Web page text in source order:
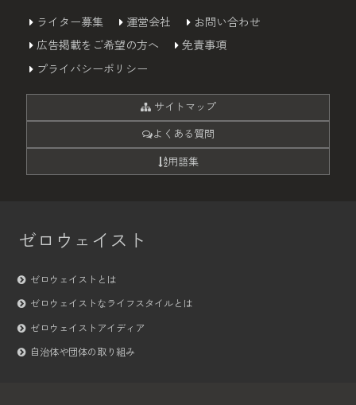
ライター募集 運営会社
お問い合わせ
広告掲載をご希望の方へ
免責事項
プライバシーポリシー
サイトマップ
よくある質問
用語集
ゼロウェイスト
ゼロウェイストとは
ゼロウェイストなライフスタイルとは
ゼロウェイストアイディア
自治体や団体の取り組み